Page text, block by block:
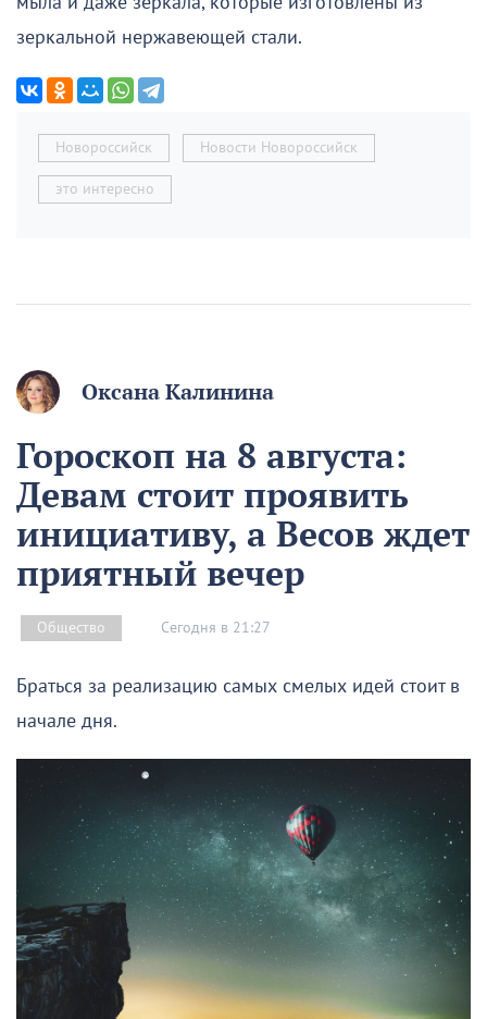
зеркальной нержавеющей стали.
Новороссийск Новости Новороссийск
это интересно
Оксана Калинина
Гороскоп на 8 августа:
Девам стоит проявить
инициативу, а Весов ждет
приятный вечер
Общество Сегодня в 21:27
Браться за реализацию самых смелых идей стоит в
начале дня.